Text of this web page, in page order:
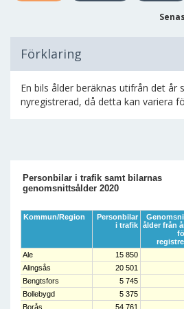
Förklaring
En bils ålder beräknas utifrån det år
nyregistrerad, då detta kan variera
Personbilar i trafik samt bilarnas
genomsnittsålder 2020
Kommun/Region
Personbilar
i trafik ålder från
Ale
15 850
Alingsås
20 501
Bengtsfors
5 745
Bollebygd
5 375
Borås
54 761